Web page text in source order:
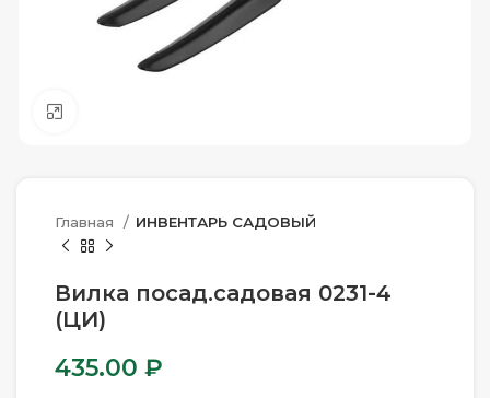
Главная ИНВЕНТАРЬ САДОВЫЙ
Вилка посад.садовая 0231-4
(ЦИ)
435.00 ₽